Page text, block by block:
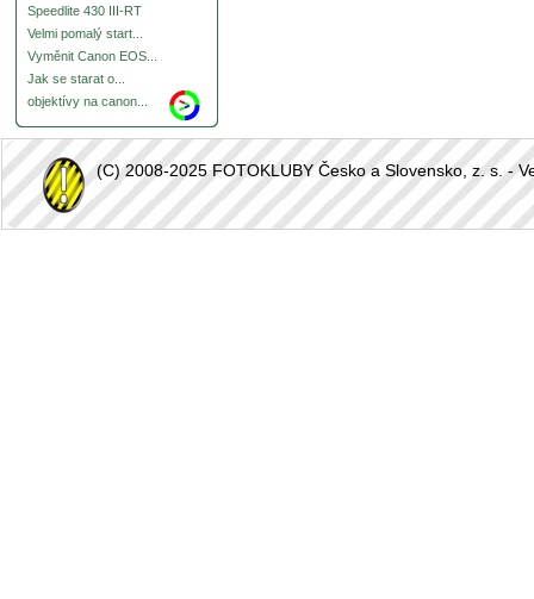
Speedlite 430 III-RT
Velmi pomalý start...
Vyměnit Canon EOS...
Jak se starat o...
objektívy na canon...
(C) 2008-2025 FOTOKLUBY Česko a Slovensko, z. s. -